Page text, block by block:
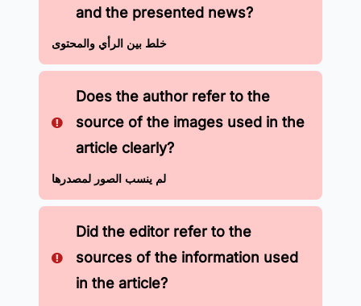
and the presented news?
خلط بين الرأي والمحتوى
Does the author refer to the
source of the images used in the
article clearly?
لم ينسب الصور لمصدرها
Did the editor refer to the
sources of the information used
in the article?